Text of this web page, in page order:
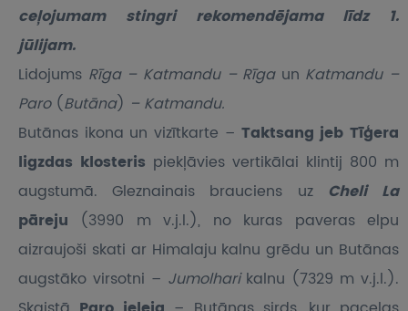
ceļojumam stingri rekomendējama līdz 1.
jūlijam.
Lidojums Rīga – Katmandu – Rīga un Katmandu –
Paro (Butāna) – Katmandu.
Butānas ikona un vizītkarte – Taktsang jeb Tīģera
ligzdas klosteris piekļāvies vertikālai klintij 800 m
augstumā. Gleznainais brauciens uz Cheli La
pāreju (3990 m v.j.l.), no kuras paveras elpu
aizraujoši skati ar Himalaju kalnu grēdu un Butānas
augstāko virsotni – Jumolharikalnu (7329 m v.j.l.).